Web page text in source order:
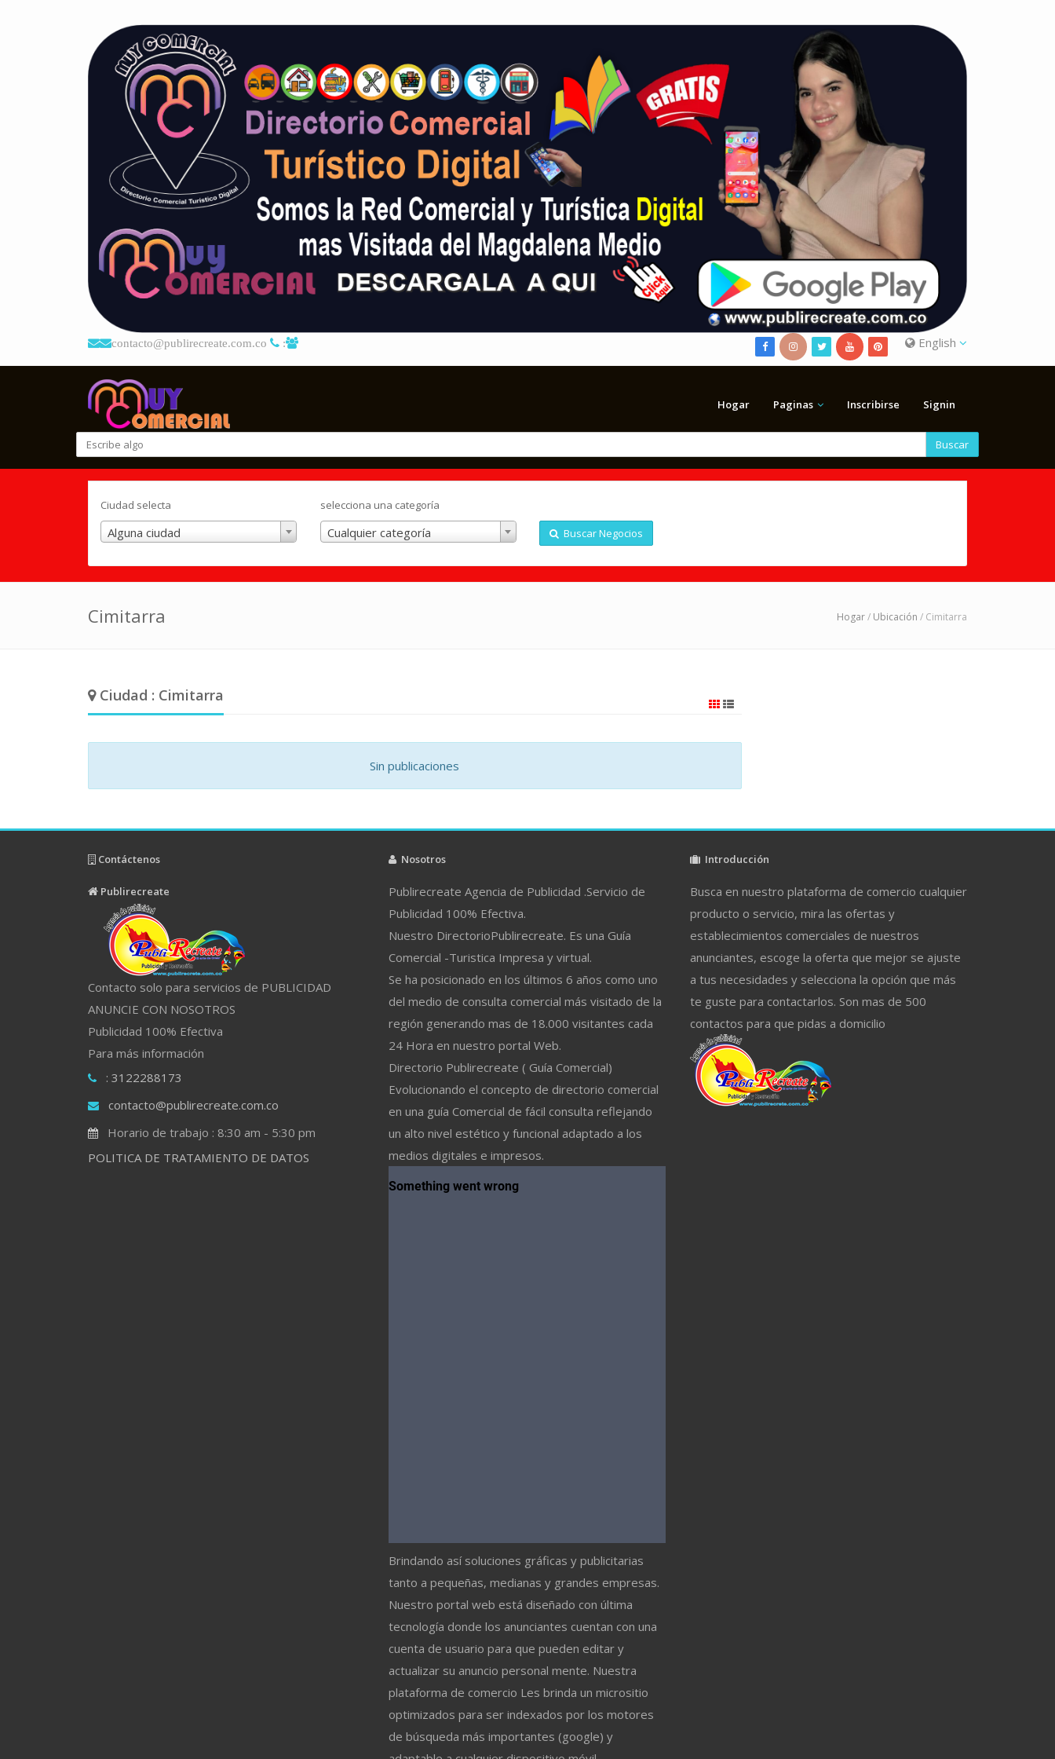
contacto@publirecreate.com.co : English
Hogar Paginas Inscribirse Signin
Buscar
Ciudad selecta
Alguna ciudad
selecciona una categoría
Cualquier categoría Buscar Negocios
Cimitarra Hogar/ Ubicación / Cimitarra
Ciudad : Cimitarra
Sin publicaciones
Contáctenos
Publirecreate
Contacto solo para servicios de PUBLICIDAD
ANUNCIE CON NOSOTROS
Publicidad 100% Efectiva
Para más información
: 3122288173
contacto@publirecreate.com.co
Horario de trabajo : 8:30 am - 5:30 pm
POLITICA DE TRATAMIENTO DE DATOS
Nosotros
Publirecreate Agencia de Publicidad .Servicio de
Publicidad 100% Efectiva.
Nuestro DirectorioPublirecreate. Es una Guía
Comercial -Turistica Impresa y virtual.
Se ha posicionado en los últimos 6 años como uno
del medio de consulta comercial más visitado de la
región generando mas de 18.000 visitantes cada
24 Hora en nuestro portal Web.
Directorio Publirecreate ( Guía Comercial)
Evolucionando el concepto de directorio comercial
en una guía Comercial de fácil consulta reflejando
un alto nivel estético y funcional adaptado a los
medios digitales e impresos.
Brindando así soluciones gráficas y publicitarias
tanto a pequeñas, medianas y grandes empresas.
Nuestro portal web está diseñado con última
tecnología donde los anunciantes cuentan con una
cuenta de usuario para que pueden editar y
actualizar su anuncio personal mente. Nuestra
plataforma de comercio Les brinda un micrositio
optimizados para ser indexados por los motores
de búsqueda más importantes (google) y
Introducción
Busca en nuestro plataforma de comercio cualquier
producto o servicio, mira las ofertas y
establecimientos comerciales de nuestros
anunciantes, escoge la oferta que mejor se ajuste
a tus necesidades y selecciona la opción que más
te guste para contactarlos. Son mas de 500
contactos para que pidas a domicilio